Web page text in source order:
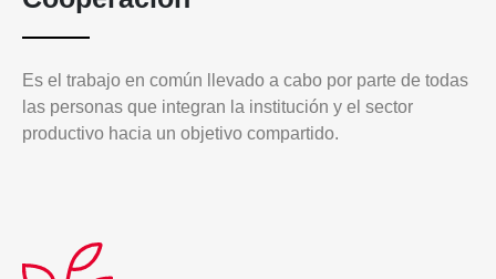
Es el trabajo en común llevado a cabo por parte de todas
las personas que integran la institución y el sector
productivo hacia un objetivo compartido.